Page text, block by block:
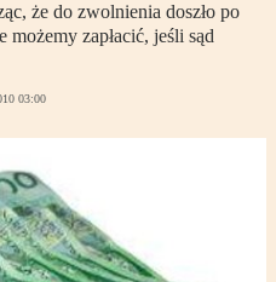
że do zwolnienia doszło po
zapłacić, jeśli sąd
03:00